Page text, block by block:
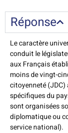
Réponse
Le caractère
conduit le
aux Français
moins de vingt-
citoyenneté
spécifiques du
sont organisées
diplomatique ou
service national).